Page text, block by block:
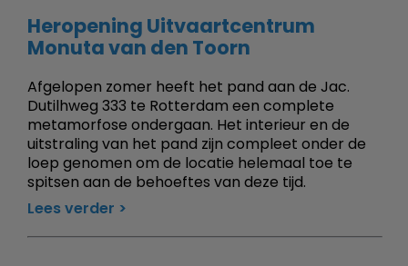
Heropening Uitvaartcentrum
Monuta van den Toorn
Afgelopen zomer heeft het pand aan de Jac.
Dutilhweg 333 te Rotterdam een complete
metamorfose ondergaan. Het interieur en de
uitstraling van het pand zijn compleet onder de
loep genomen om de locatie helemaal toe te
spitsen aan de behoeftes van deze tijd.
Lees verder